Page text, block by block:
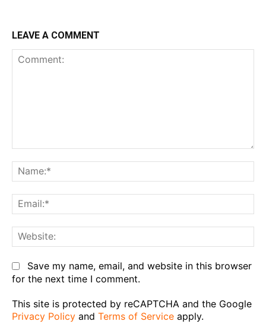
LEAVE A COMMENT
Save my name, email, and website in this browser
for the next time I comment.
This site is protected by reCAPTCHA and the Google
Privacy Policy and Terms of Service apply.